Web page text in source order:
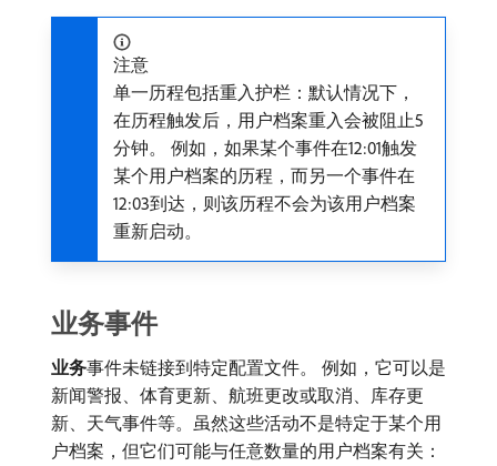
注意
单一历程包括重入护栏：默认情况下，
在历程触发后，用户档案重入会被阻止5
分钟。 例如，如果某个事件在12:01触发
某个用户档案的历程，而另一个事件在
12:03到达，则该历程不会为该用户档案
重新启动。
业务事件
业务​事件未链接到特定配置文件。 例如，它可以是
新闻警报、体育更新、航班更改或取消、库存更
新、天气事件等。虽然这些活动不是特定于某个用
户档案，但它们可能与任意数量的用户档案有关：